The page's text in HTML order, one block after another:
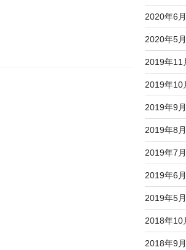
2020年6
2020年5
2019年11
2019年10
2019年9
2019年8
2019年7
2019年6
2019年5
2018年10
2018年9